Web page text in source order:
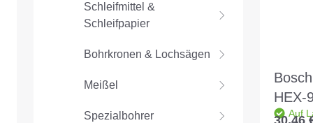
Schleifmittel &
Schleifpapier
Bohrkronen & Lochsägen
Meißel
Spezialbohrer
HEX-
Auf
30,46